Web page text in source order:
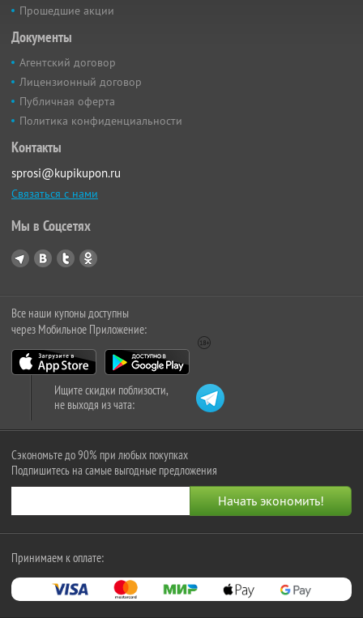
Прошедшие акции
Документы
Агентский договор
Лицензионный договор
Публичная оферта
Политика конфиденциальности
Контакты
sprosi@kupikupon.ru
Связаться с нами
Мы в Соцсетях
Все наши купоны доступны
через Мобильное Приложение:
Ищите скидки поблизости,
не выходя из чата:
Сэкономьте до 90% при любых покупках
Подпишитесь на самые выгодные предложения
Принимаем к оплате: